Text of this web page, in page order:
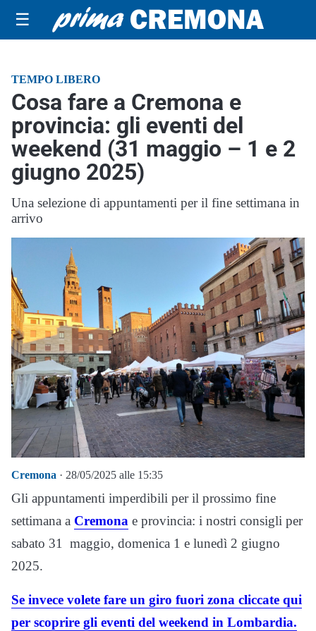
☰
TEMPO LIBERO
Cosa fare a Cremona e
provincia: gli eventi del
weekend (31 maggio – 1 e 2
giugno 2025)
Una selezione di appuntamenti per il fine settimana in
arrivo
Cremona · 28/05/2025 alle 15:35
Gli appuntamenti imperdibili per il prossimo fine
settimana a Cremona e provincia: i nostri consigli per
sabato 31 maggio, domenica 1 e lunedì 2 giugno
2025.
Se invece volete fare un giro fuori zona cliccate qui
per scoprire gli eventi del weekend in Lombardia.